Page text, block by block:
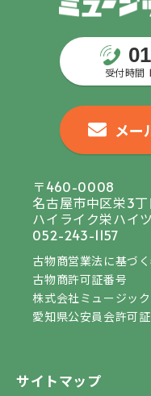
サイトマップ
受付時間
メー
〒460-0008
名古屋市中区栄3
ハイライク栄ハイ
052-243-1157
古物商営業法に基づ
古物商許可証番号
株式会社ミュージッ
愛知県公安員会許可